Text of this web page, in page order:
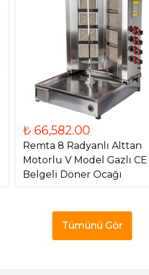
₺ 66,582.00
Remta 8 Radyanlı Alttan
Motorlu V Model Gazlı CE
Belgeli Döner Ocağı
Tümünü Gör